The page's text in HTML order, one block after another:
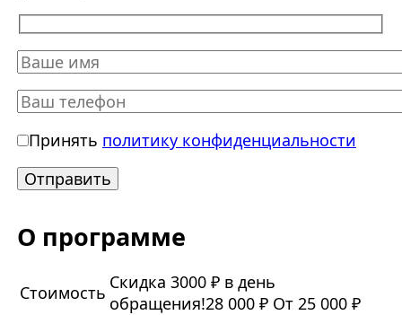
Принять политику конфиденциальности
О программе
Стоимость Скидка 3000 ₽ в день
обращения!28 000 ₽ От 25 000 ₽